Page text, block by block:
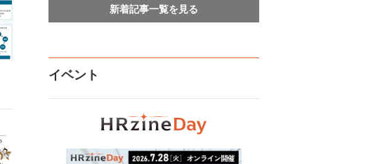
新着記事一覧を見る
イベント